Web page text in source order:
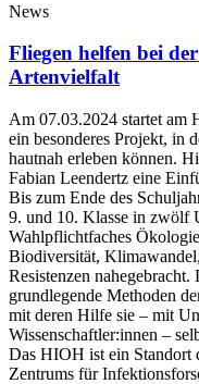
News
Fliegen helfen bei
Artenvielfalt
Am 07.03.2024 startet am
ein besonderes Projekt, in
hautnah erleben können.
Fabian Leendertz eine
Bis zum Ende des
9. und 10. Klasse in zwölf
Wahlpflichtfaches
Biodiversität,
Resistenzen
grundlegende Methoden
mit deren Hilfe sie – mit
Wissenschaftler:innen –
Das HIOH ist ein Standort
Zentrums für